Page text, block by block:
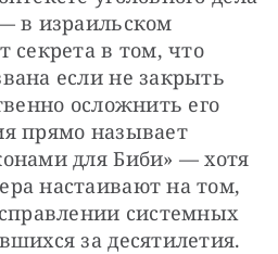
в израильском
секрета в том, что
если не закрыть
осложнить его
прямо называет
для Биби» — хотя
настаивают на том,
системных
за десятилетия.